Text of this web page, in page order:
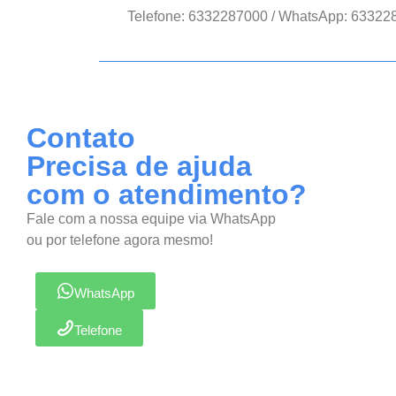
Telefone: 6332287000 / WhatsApp:
Contato
Precisa de ajuda
com o atendimento?
Fale com a nossa equipe via WhatsApp
ou por telefone agora mesmo!
WhatsApp
Telefone